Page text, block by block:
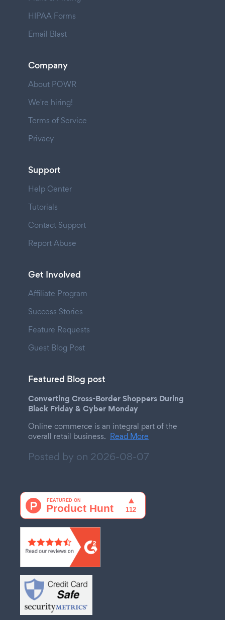
HIPAA Forms
Email Blast
Company
About POWR
We're hiring!
Terms of Service
Privacy
Support
Help Center
Tutorials
Contact Support
Report Abuse
Get Involved
Affiliate Program
Success Stories
Feature Requests
Guest Blog Post
Featured Blog post
Converting Cross-Border Shoppers During
Black Friday & Cyber Monday
Online commerce is an integral part of the
overall retail business. Read More
Posted by on 2026-08-07